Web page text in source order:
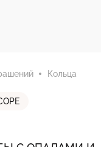
Кольца